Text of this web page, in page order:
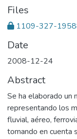
Files
1109-327-
Date
2008-12-24
Abstract
Se ha elaborado un
representando los
fluvial, aéreo,
tomando en cuenta